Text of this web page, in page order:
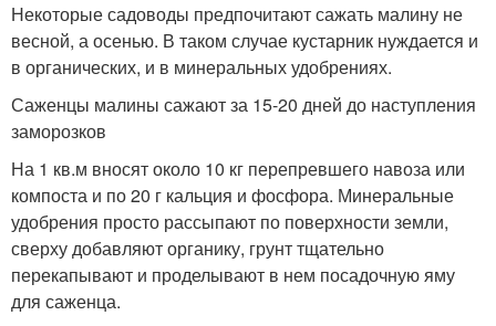
Некоторые садоводы предпочитают сажать малину не
весной, а осенью. В таком случае кустарник нуждается и
в органических, и в минеральных удобрениях.
Саженцы малины сажают за 15-20 дней до наступления
заморозков
На 1 кв.м вносят около 10 кг перепревшего навоза или
компоста и по 20 г кальция и фосфора. Минеральные
удобрения просто рассыпают по поверхности земли,
сверху добавляют органику, грунт тщательно
перекапывают и проделывают в нем посадочную яму
для саженца.